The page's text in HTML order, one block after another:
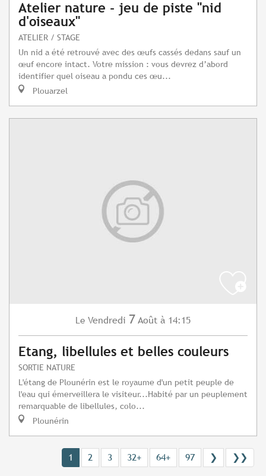
Atelier nature - jeu de piste "nid
d'oiseaux"
ATELIER / STAGE
Un nid a été retrouvé avec des œufs cassés dedans sauf un
œuf encore intact. Votre mission : vous devrez d’abord
identifier quel oiseau a pondu ces œu...
Plouarzel
Le Vendredi 7 Août à 14:15
Etang, libellules et belles couleurs
SORTIE NATURE
L'étang de Plounérin est le royaume d'un petit peuple de
l'eau qui émerveillera le visiteur...Habité par un peuplement
remarquable de libellules, colo...
Plounérin
1 2 3 32+ 64+ 97 ❯ ❯❯